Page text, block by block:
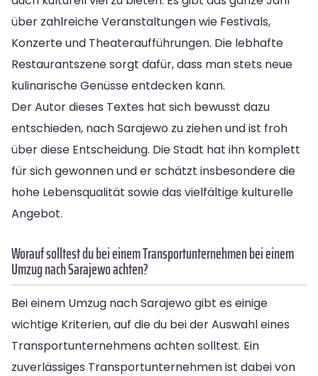
über zahlreiche Veranstaltungen wie Festivals,
Konzerte und Theateraufführungen. Die lebhafte
Restaurantszene sorgt dafür, dass man stets neue
kulinarische Genüsse entdecken kann.
Der Autor dieses Textes hat sich bewusst dazu
entschieden, nach Sarajewo zu ziehen und ist froh
über diese Entscheidung. Die Stadt hat ihn komplett
für sich gewonnen und er schätzt insbesondere die
hohe Lebensqualität sowie das vielfältige kulturelle
Angebot.
Worauf solltest du bei einem Transportunternehmen bei einem
Umzug nach Sarajewo achten?
Bei einem Umzug nach Sarajewo gibt es einige
wichtige Kriterien, auf die du bei der Auswahl eines
Transportunternehmens achten solltest. Ein
zuverlässiges Transportunternehmen ist dabei von